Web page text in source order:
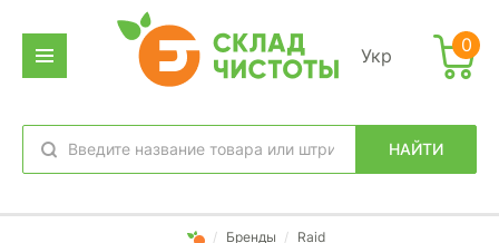
Укр
НАЙТИ
избранное вход
0
/ Бренды / Raid